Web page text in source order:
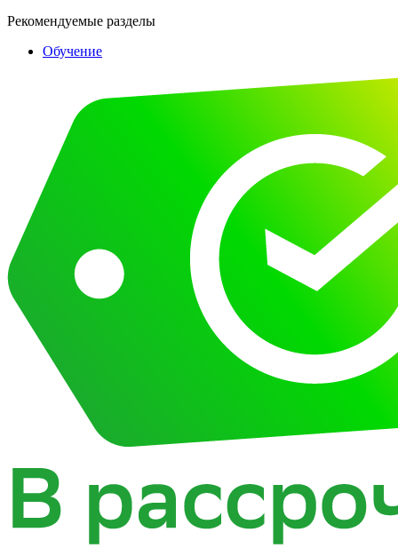
Рекомендуемые разделы
Обучение